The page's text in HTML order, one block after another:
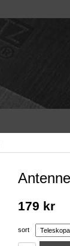
179 kr
sort